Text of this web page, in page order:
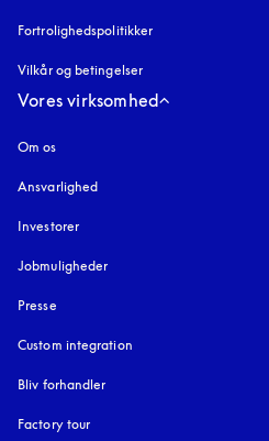
Fortrolighedspolitikker
Vilkår og betingelser
Vores virksomhed
Om os
Ansvarlighed
Investorer
Jobmuligheder
Presse
Custom integration
Bliv forhandler
Factory tour